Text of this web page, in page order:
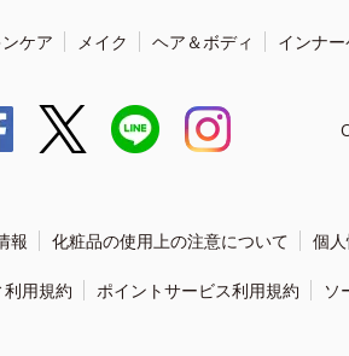
ケア メイク ヘア＆ボディ インナー
報 化粧品の使用上の注意について 個
用規約 ポイントサービス利用規約 ソ